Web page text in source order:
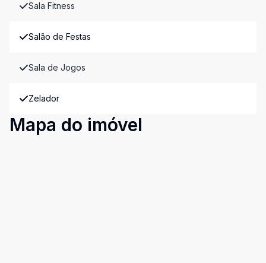
Sala Fitness
Salão de Festas
Sala de Jogos
Zelador
Mapa do imóvel